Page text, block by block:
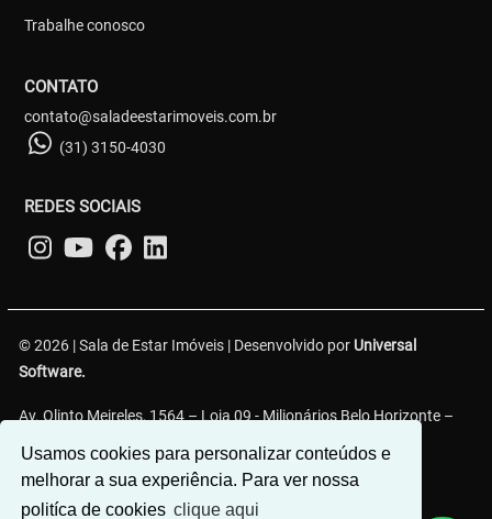
Usamos cookies para personalizar conteúdos e
melhorar a sua experiência. Para ver nossa
politíca de cookies clique aqui
Trabalhe conosco
CONTATO
contato@saladeestarimoveis.com.br
(31) 3150-4030
REDES SOCIAIS
© 2026 | Sala de Estar Imóveis | Desenvolvido por Universal
Software.
Av. Olinto Meireles, 1564 – Loja 09 - Milionários Belo Horizonte –